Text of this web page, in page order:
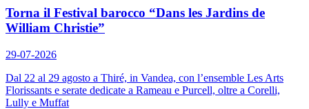
Torna il Festival barocco “Dans les Jardins de
William Christie”
29-07-2026
Dal 22 al 29 agosto a Thiré, in Vandea, con l’ensemble Les Arts
Florissants e serate dedicate a Rameau e Purcell, oltre a Corelli,
Lully e Muffat